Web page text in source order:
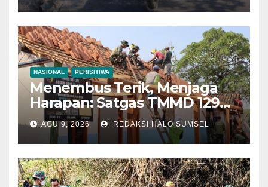
Demi Jalan Masa Depan
NASIONAL PERISITIWA
Menembus Terik, Menjaga
Harapan: Satgas TMMD 129
Bojonegoro dan Warga
Bahu-Membahu Pasang
Genteng Rumah Bu Tini
AGU 9, 2026 REDAKSI HALO SUMSEL